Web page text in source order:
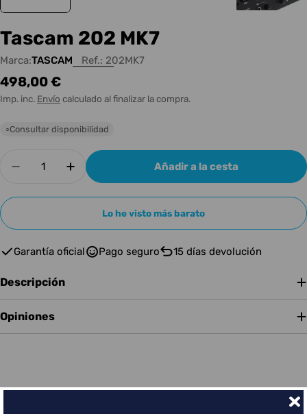
Tascam 202 MK7
Marca:TASCAM Ref.: 202MK7
Precio
habitual
498,00 €
Imp. inc. Envío calculado al finalizar la compra.
○Consultar disponibilidad
Disminuir cantidad para Tascam 202 MK7
Aumentar cantidad para Tascam 202
Añadir a la cesta
Lo he visto más barato
Garantía oficial Pago seguro 15 días devolución
Descripción
Opiniones